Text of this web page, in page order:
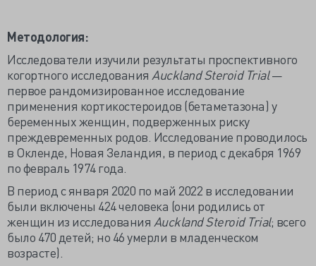
Методология:
Исследователи изучили результаты проспективного
когортного исследования Auckland Steroid Trial—
первое рандомизированное исследование
применения кортикостероидов (бетаметазона) у
беременных женщин, подверженных риску
преждевременных родов. Исследование проводилось
в Окленде, Новая Зеландия, в период с декабря 1969
по февраль 1974 года.
В период с января 2020 по май 2022 в исследовании
были включены 424 человека (они родились от
женщин из исследования Auckland Steroid Trial; всего
было 470 детей; но 46 умерли в младенческом
возрасте).